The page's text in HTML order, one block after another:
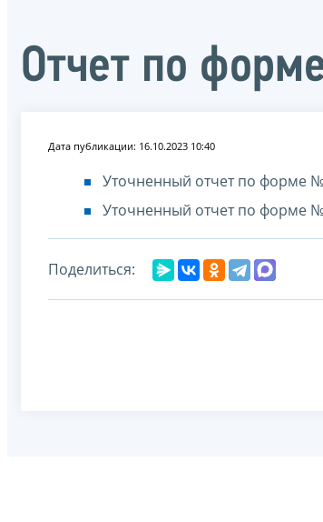
Отчет по
Дата публикации: 16.10.2023 10:40
Уточненный отчет по форме
Уточненный отчет по форме
Поделиться: